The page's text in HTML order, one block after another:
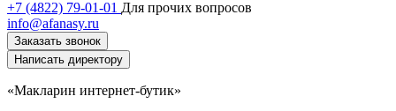
+7 (4822) 79-01-01 Для прочих вопросов
info@afanasy.ru
Заказать звонок
Написать директору
«Макларин интернет-бутик»